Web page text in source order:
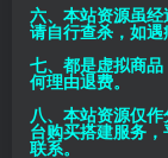
六、本站资源虽
请自行查杀，如
七、都是虚拟商
何理由退费。
八、本站资源仅
台购买搭建服务
联系。